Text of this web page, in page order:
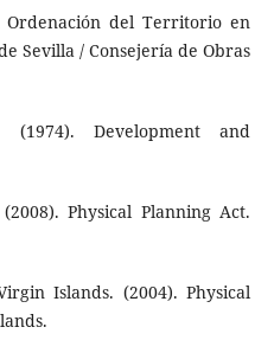
Ordenación del Territorio en
Sevilla / Consejería de Obras
(1974). Development and
Physical Planning Act.
Islands. (2004). Physical